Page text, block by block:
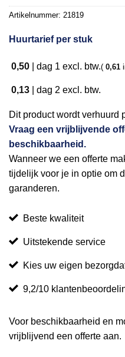
Artikelnummer: 21819
Huurtarief per stuk
0,50 dag 1 excl. btw.( 0,61
0,13 dag 2 excl. btw.
Dit product wordt verhuurd
Vraag een vrijblijvende
beschikbaarheid.
Wanneer we een offerte
tijdelijk voor je in optie om
garanderen.
Beste kwaliteit
Uitstekende service
Kies uw eigen
9,2/10
Voor beschikbaarheid en
vrijblijvend een offerte aan.